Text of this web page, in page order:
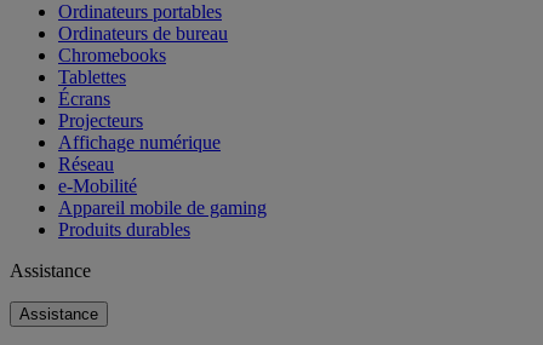
Ordinateurs portables
Ordinateurs de bureau
Chromebooks
Tablettes
Écrans
Projecteurs
Affichage numérique
Réseau
e-Mobilité
Appareil mobile de gaming
Produits durables
Assistance
Assistance